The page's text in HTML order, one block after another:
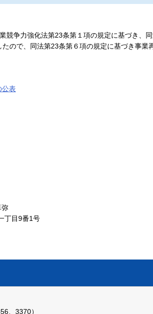
競争力強化法第23条第１項の規定に基づき、
ので、同法第23条第６項の規定に基づき事業
公表
目9番1号
、3370）